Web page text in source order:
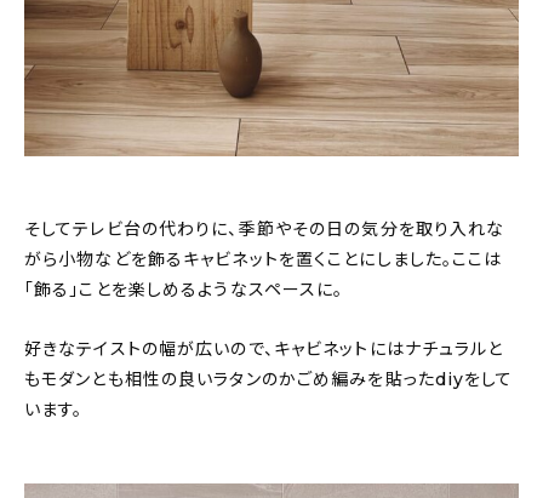
そしてテレビ台の代わりに、季節やその日の気分を取り入れな
がら小物などを飾るキャビネットを置くことにしました。ここは
「飾る」ことを楽しめるようなスペースに。
好きなテイストの幅が広いので、キャビネットにはナチュラルと
もモダンとも相性の良いラタンのかごめ編みを貼ったdiyをして
います。